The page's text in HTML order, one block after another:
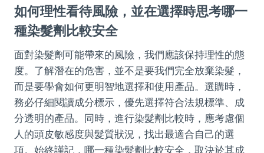
如何理性看待風險，並在選擇時思考哪一
種染髮劑比較安全
面對染髮劑可能帶來的風險，我們應該保持理性的態
度。了解潛在的危害，並不是要我們完全放棄染髮，
而是要學會如何更明智地選擇和使用產品。選購時，
務必仔細閱讀成分標示，優先選擇符合法規標準、成
分透明的產品。同時，進行染髮劑比較時，應考慮個
人的頭皮敏感度與髮質狀況，找出最適合自己的選
項。始終謹記，哪一種染髮劑比較安全，取決於其成